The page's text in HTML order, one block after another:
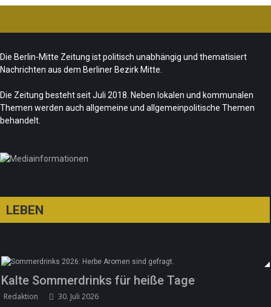
Folgerungen
Fête de la Musique 2026 – Summer makes
music
Redaktion 21. Juni 2026
Sommer in Berlin – die neue Edition vom
Die Berlin-Mitte Zeitung ist politisch unabhängig und thematisiert
Nachrichten aus dem Berliner Bezirk Mitte.
Die Zeitung besteht seit Juli 2018. Neben lokalen und kommunalen
Themen werden auch allgemeine und allgemeinpolitische Themen
behandelt.
LEBEN
Kalte Sommerdrinks für heiße Tage
Redaktion 30. Juli 2026